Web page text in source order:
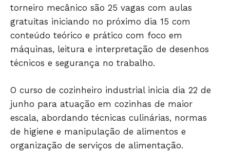
Só Notícias
torneiro mecânico são 25 vagas com aulas
gratuitas iniciando no próximo dia 15 com
conteúdo teórico e prático com foco em
máquinas, leitura e interpretação de desenhos
técnicos e segurança no trabalho.
O curso de cozinheiro industrial inicia dia 22 de
junho para atuação em cozinhas de maior
escala, abordando técnicas culinárias, normas
de higiene e manipulação de alimentos e
organização de serviços de alimentação.